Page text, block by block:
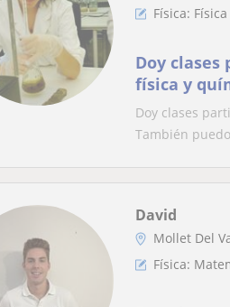
Física:
Doy
física y
puedo dar
Doy clases
También
David
Mollet Del
Física: